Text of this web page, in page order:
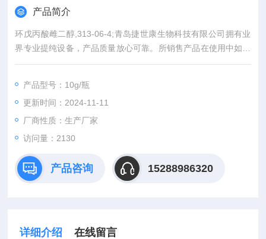
产品简介
环戊丙酸雌二醇,313-06-4;青岛捷世康生物科技有限公司拥有业
界专业提纯设备，产品质量放心可靠。所销售产品在使用中如出
现实际含量与产品外包标示不*可全额退款。同时代理：中检所标
电脑、平板电脑等）。
产品型号：10g/瓶
更新时间：2024-11-11
厂商性质：生产厂家
访问量：2130
产品咨询 15288986320
详细介绍 在线留言